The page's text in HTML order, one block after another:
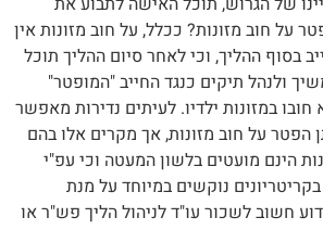
על חוב מזונות? ככלל, על חוב מזונות אין
בסוף ההליך, וכי לאחר סיום ההליך תוכל
ולנהל תיקים כנגד החייב "המופטר"
במזונות ילדיו. לעיתים נדירות מאפשר
על חוב מזונות, אך מקרים אלו בהם
הינם מועטים בלשון המעטה וכי עפ"י
נוקשים במיוחד על מנת
חשוב לשכור עו"ד לניהול הליך פש"ר או